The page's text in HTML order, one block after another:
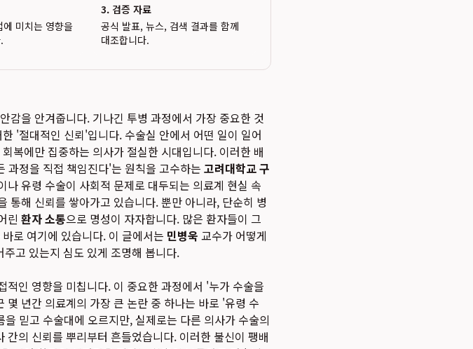
미치는 영향을
3. 검증 자료
공식 발표, 뉴스, 검색 결과를 함께
대조합니다.
감을 안겨줍니다. 기나긴 투병 과정에서 가장 중요한 것
'절대적인 신뢰'입니다. 수술실 안에서 어떤 일이 일어
복에만 집중하는 의사가 절실한 시대입니다. 이러한 배
과정을 직접 책임진다'는 원칙을 고수하는 고려대학교 구
나 유령 수술이 사회적 문제로 대두되는 의료계 현실 속
통해 신뢰를 쌓아가고 있습니다. 뿐만 아니라, 단순히 병
린 환자 소통으로 명성이 자자합니다. 많은 환자들이 그
로 여기에 있습니다. 이 글에서는 민병욱 교수가 어떻게
고 있는지 심도 있게 조명해 봅니다.
인 영향을 미칩니다. 이 중요한 과정에서 '누가 수술을
년간 의료계의 가장 큰 논란 중 하나는 바로 '유령 수
믿고 수술대에 오르지만, 실제로는 다른 의사가 수술의
의 신뢰를 뿌리부터 흔들었습니다. 이러한 불신이 팽배